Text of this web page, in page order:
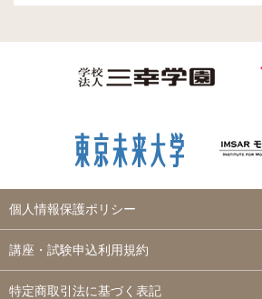
個人情報保護ポリシー
講座・試験申込利用規約
特定商取引法に基づく表記